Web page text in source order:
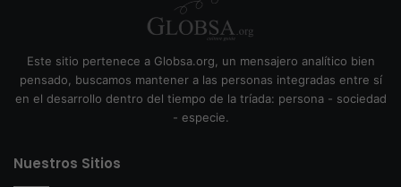
Este sitio pertenece a Globsa.org, un mensajero analítico bien
pensado, buscamos mantener a las personas integradas entre sí
en el desarrollo dentro del tiempo de la tríada: persona - sociedad
- especie.
Nuestros Sitios